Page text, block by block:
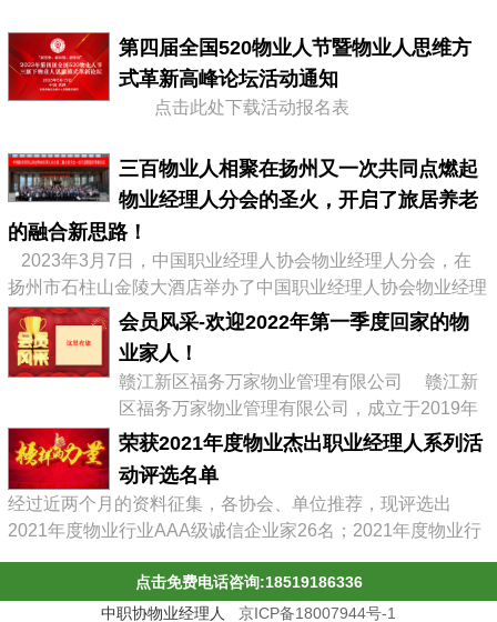
第四届全国520物业人节暨物业人思维方
式革新高峰论坛活动通知
点击此处下载活动报名表
三百物业人相聚在扬州又一次共同点燃起
物业经理人分会的圣火，开启了旅居养老
的融合新思路！
2023年3月7日，中国职业经理人协会物业经理人分会，在
扬州市石柱山金陵大酒店举办了中国职业经理人协会物业经理
人分会第二届会员大会暨物业企业转型发展高峰论坛，有来自
全国物业协会、物业公司的300多位代表参加了会议，李占军
会长继续连任会长，会议通过《中职协物业经理人分会管理办
法》，并选举出了第二届分会理事会、第二届常务理事、副会
长及名誉会长。 李占军连任...
会员风采-欢迎2022年第一季度回家的物
业家人！
赣江新区福务万家物业管理有限公司 赣江新
区福务万家物业管理有限公司，成立于2019年
03月08日，属赣江控股集团旗下中赣置业全资
子公司，目前在管11个项目。 企业经营范围:
物业管理，文化场馆管理服务，商业综合体管
理服务，园区管理服务，集贸市场管理服务，
停车场管理服务，工程管理服务，供冷供暖设
施管理服务，酒店管理服务，城市绿化管理服
务，会议及展览服务，礼...
荣获2021年度物业杰出职业经理人系列活
动评选名单
经过近两个月的资料征集，各协会、单位推荐，现评选出
2021年度物业行业AAA级诚信企业家26名；2021年度物业行
85名；2021年度物业行业优秀总监38名；2021年度物业行业
最具员工幸福感企业43家；2021年度物业职业经理人推崇
点击免费电话咨询:18519186336
中职协物业经理人 京ICP备18007944号-1